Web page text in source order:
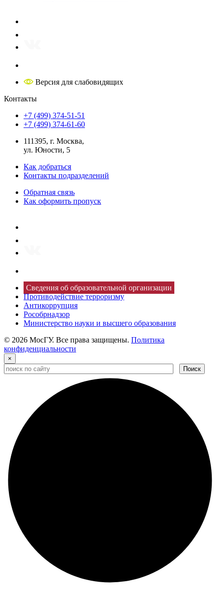
Версия для слабовидящих
Контакты
+7 (499) 374-51-51
+7 (499) 374-61-60
111395, г. Москва,
ул. Юности, 5
Как добраться
Контакты подразделений
Обратная связь
Как оформить пропуск
Сведения об образовательной организации
Противодействие терроризму
Антикоррупция
Рособрнадзор
Министерство науки и высшего образования
© 2026 МосГУ. Все права защищены. Политика
конфиденциальности
×